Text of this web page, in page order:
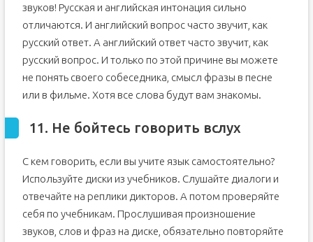
звуков! Русская и английская интонация сильно
отличаются. И английский вопрос часто звучит, как
русский ответ. А английский ответ часто звучит, как
русский вопрос. И только по этой причине вы можете
не понять своего собеседника, смысл фразы в песне
или в фильме. Хотя все слова будут вам знакомы.
11. Не бойтесь говорить вслух
С кем говорить, если вы учите язык самостоятельно?
Используйте диски из учебников. Слушайте диалоги и
отвечайте на реплики дикторов. А потом проверяйте
себя по учебникам. Прослушивая произношение
звуков, слов и фраз на диске, обязательно повторяйте